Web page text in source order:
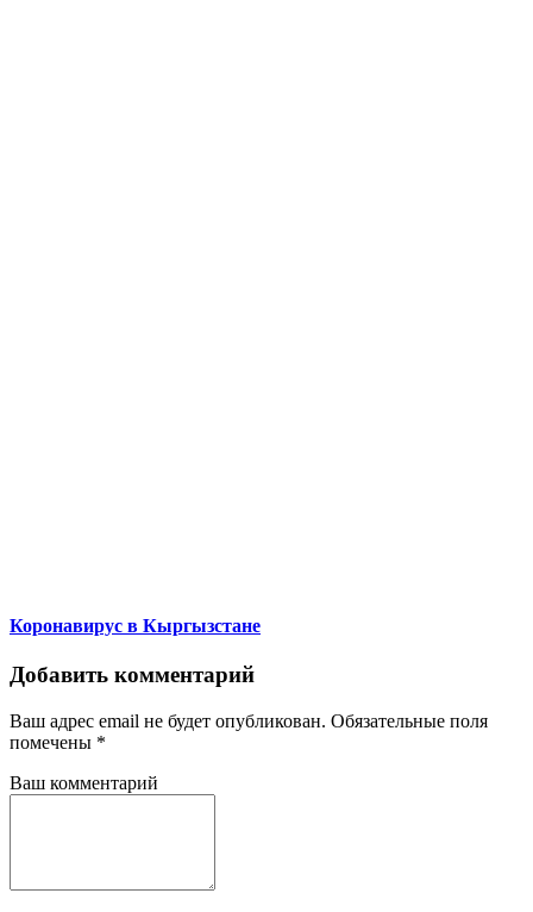
Коронавирус в Кыргызстане
Добавить комментарий
Ваш адрес email не будет опубликован. Обязательные поля
помечены *
Ваш комментарий